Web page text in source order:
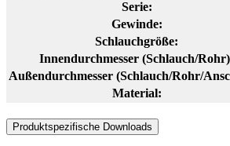
Serie:
Gewinde:
Schlauchgröße:
Innendurchmesser (Schlauch/
Außendurchmesser (Schlauch/Rohr/
Material:
Produktspezifische Downloads